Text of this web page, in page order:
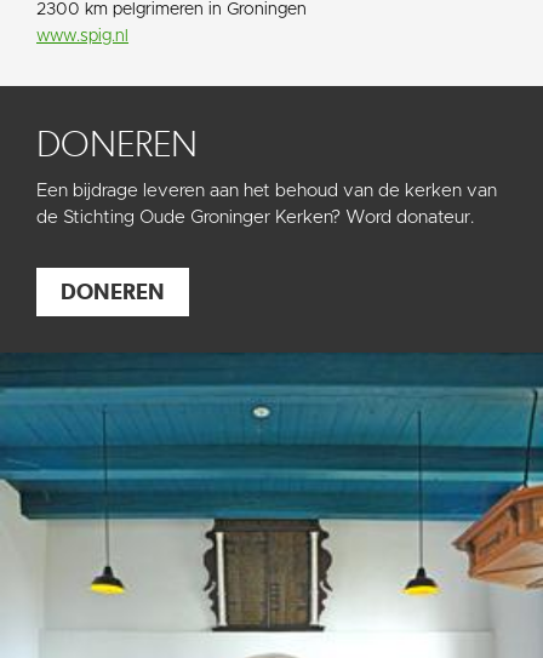
2300 km pelgrimeren in Groningen
www.spig.nl
DONEREN
Een bijdrage leveren aan het behoud van de kerken van
de Stichting Oude Groninger Kerken? Word donateur.
DONEREN